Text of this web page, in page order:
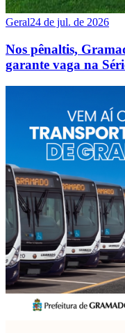
Geral24 de jul. de 2026
Nos pênaltis,
garante vaga na